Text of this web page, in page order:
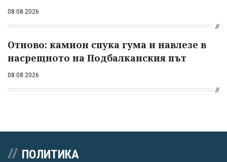
08.08.2026
Отново: камион спука гума и навлезе в
насрещното на Подбалканския път
08.08.2026
ПОЛИТИКА